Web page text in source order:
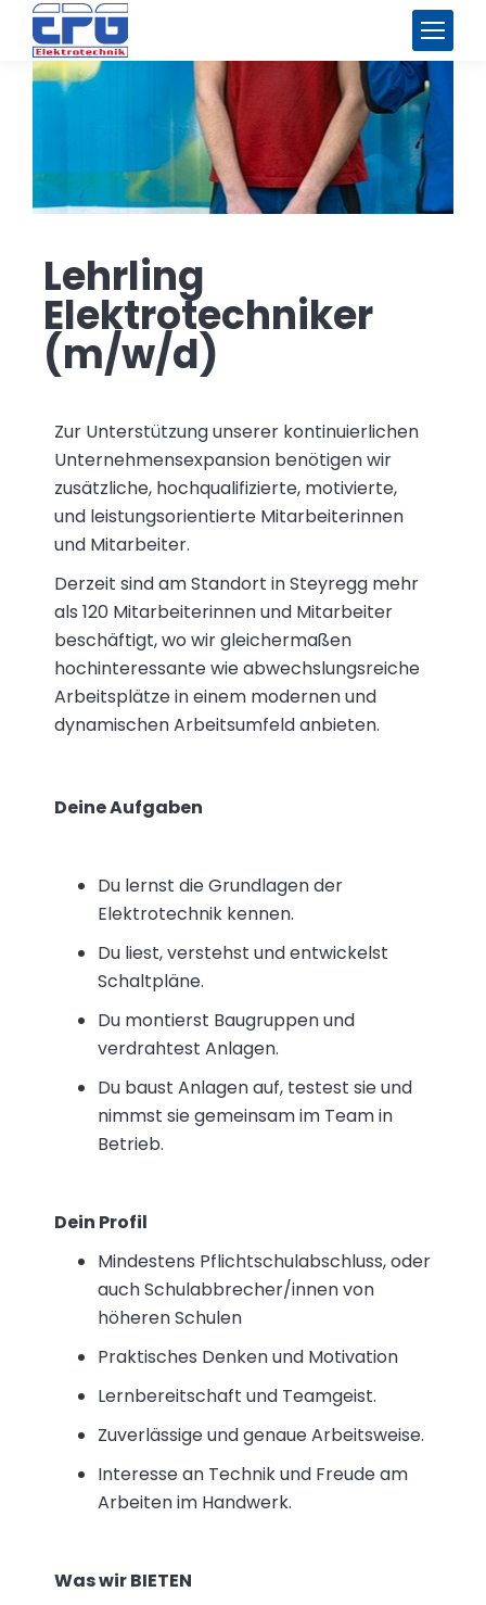
Lehrling
Elektrotechniker
(m/w/d)
Zur Unterstützung unserer kontinuierlichen
Unternehmensexpansion benötigen wir
zusätzliche, hochqualifizierte, motivierte,
und leistungsorientierte Mitarbeiterinnen
und Mitarbeiter.
Derzeit sind am Standort in Steyregg mehr
als 120 Mitarbeiterinnen und Mitarbeiter
beschäftigt, wo wir gleichermaßen
hochinteressante wie abwechslungsreiche
Arbeitsplätze in einem modernen und
dynamischen Arbeitsumfeld anbieten.
Deine Aufgaben
Du lernst die Grundlagen der
Elektrotechnik kennen.
Du liest, verstehst und entwickelst
Schaltpläne.
Du montierst Baugruppen und
verdrahtest Anlagen.
Du baust Anlagen auf, testest sie und
nimmst sie gemeinsam im Team in
Betrieb.
Dein Profil
Mindestens Pflichtschulabschluss, oder
auch Schulabbrecher/innen von
höheren Schulen
Praktisches Denken und Motivation
Lernbereitschaft und Teamgeist.
Zuverlässige und genaue Arbeitsweise.
Interesse an Technik und Freude am
Arbeiten im Handwerk.
Was wir BIETEN